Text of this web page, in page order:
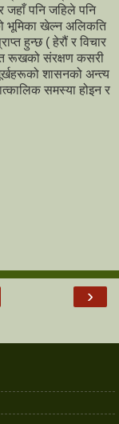
जहाँ पनि जहिले पनि
भूमिका खेल्न अलिकति
हुन्छ ( हेरौं र विचार
त रूखको संरक्षण कसरी
शासनको अन्त्य
समस्या होइन र
›